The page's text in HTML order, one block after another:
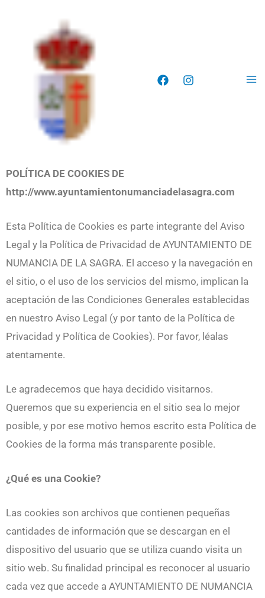
contenido
POLÍTICA DE COOKIES DE
http://www.ayuntamientonumanciadelasagra.com
Esta Política de Cookies es parte integrante del Aviso
Legal y la Política de Privacidad de AYUNTAMIENTO DE
NUMANCIA DE LA SAGRA. El acceso y la navegación en
el sitio, o el uso de los servicios del mismo, implican la
aceptación de las Condiciones Generales establecidas
en nuestro Aviso Legal (y por tanto de la Política de
Privacidad y Política de Cookies). Por favor, léalas
atentamente.
Le agradecemos que haya decidido visitarnos.
Queremos que su experiencia en el sitio sea lo mejor
posible, y por ese motivo hemos escrito esta Política de
Cookies de la forma más transparente posible.
¿Qué es una Cookie?
Las cookies son archivos que contienen pequeñas
cantidades de información que se descargan en el
dispositivo del usuario que se utiliza cuando visita un
sitio web. Su finalidad principal es reconocer al usuario
cada vez que accede a AYUNTAMIENTO DE NUMANCIA